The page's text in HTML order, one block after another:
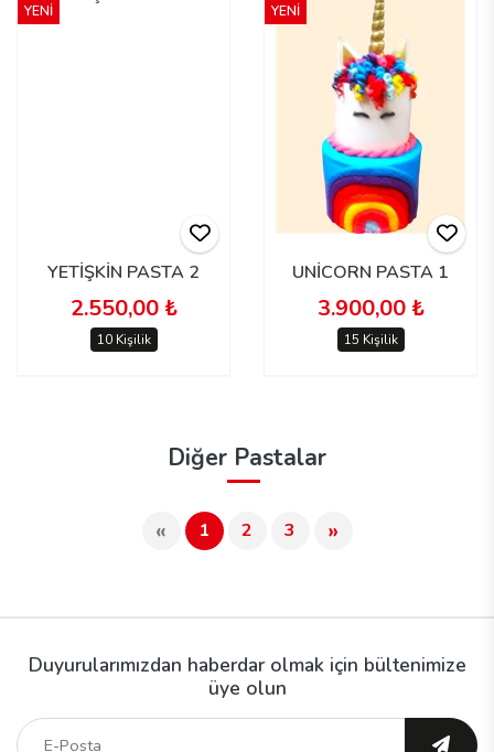
YETİŞKİN PASTA 2
2.550,00 ₺
10 Kişilik
YENİ
UNİCORN PASTA 1
3.900,00 ₺
15 Kişilik
YENİ
Diğer Pastalar
« 1 2 3 »
Duyurularımızdan haberdar olmak için bültenimize
üye olun